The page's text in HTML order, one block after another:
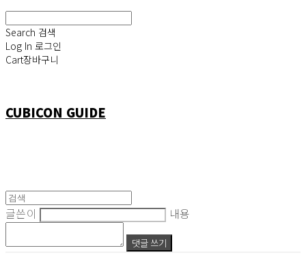
Search 검색
Log In 로그인
Cart장바구니
CUBICON GUIDE
글쓴이 내용
댓글 쓰기